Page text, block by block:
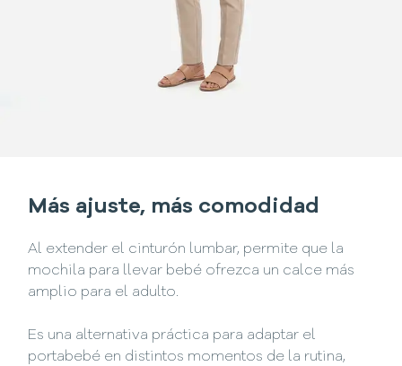
Más ajuste, más comodidad
Al extender el cinturón lumbar, permite que la
mochila para llevar bebé ofrezca un calce más
amplio para el adulto.
Es una alternativa práctica para adaptar el
portabebé en distintos momentos de la rutina,